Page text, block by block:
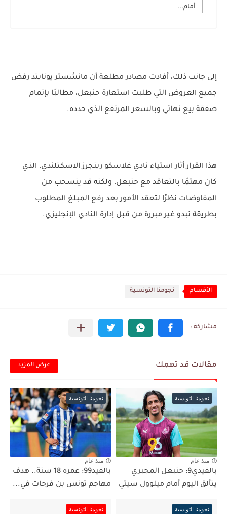
أمام...
إلى جانب ذلك، أفادت مصادر مطلعة أن مانشستر يونايتد رفض
جميع العروض التي طلبت استعارة حنبعل، مطالبًا بإتمام
صفقة بيع نهائي وبالسعر المرتفع الذي حدده.
هذا القرار أثار استياء نادي غلاسكو رينجرز الاسكتلندي، الذي
كان مهتمًا بالتعاقد مع حنبعل، ولكنه قد ينسحب من
المفاوضات نظرًا لتعقد الأمور بعد رفع المبلغ المطلوب
بطريقة تبدو غير مبررة من قبل إدارة النادي الإنجليزي.
الأقسام نجومنا التونسية
مقالات قد تهمك عرض المزيد
نجومنا التونسية
منذ عام
بالفيدي9: حنبعل المجبري
يتألق اليوم أمام ميلوول سيتي
نجومنا التونسية
منذ عام
بالفيد99: عمره 18 سنة.. هدف
مهاجم تونس بن فرحات في...
نجومنا التونسية نجومنا التونسية